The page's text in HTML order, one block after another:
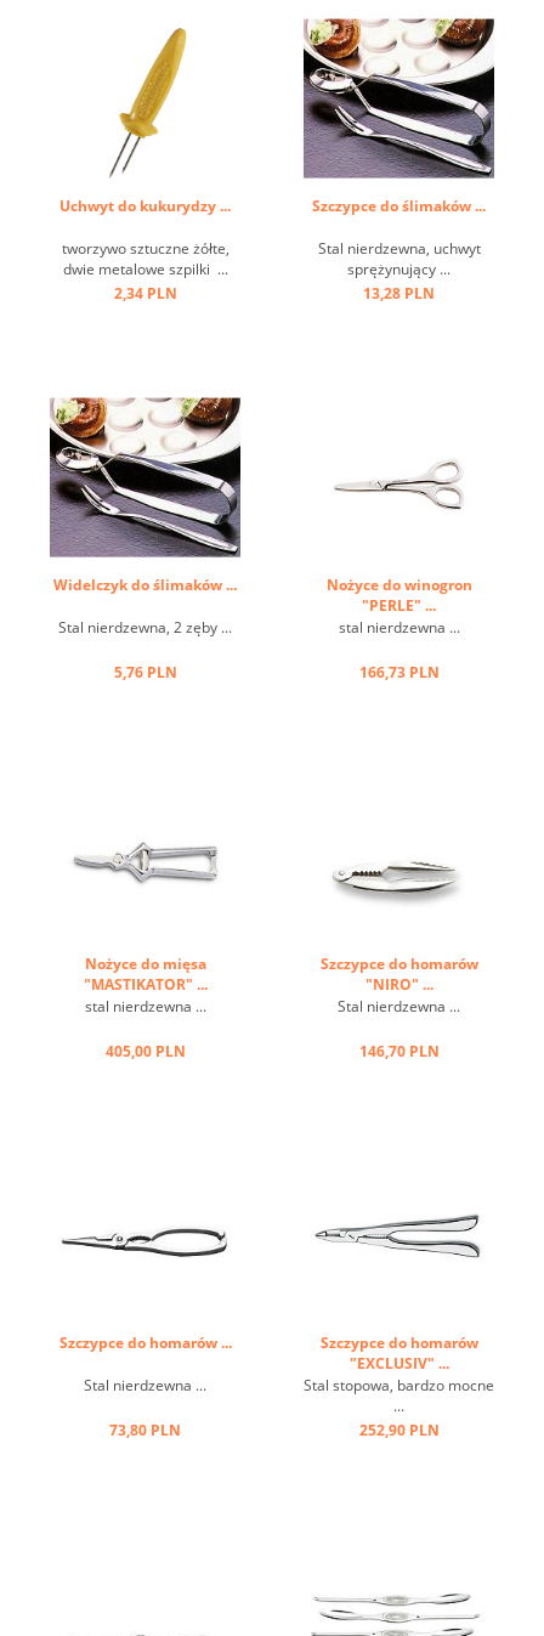
Uchwyt do kukurydzy ...
tworzywo sztuczne żółte,
dwie metalowe szpilki ...
2,34 PLN
Szczypce do ślimaków ...
Stal nierdzewna, uchwyt
sprężynujący ...
13,28 PLN
Widelczyk do ślimaków ...
Stal nierdzewna, 2 zęby ...
5,76 PLN
Nożyce do winogron
"PERLE" ...
stal nierdzewna ...
166,73 PLN
Nożyce do mięsa
"MASTIKATOR" ...
stal nierdzewna ...
405,00 PLN
Szczypce do homarów
"NIRO" ...
Stal nierdzewna ...
146,70 PLN
Szczypce do homarów ...
Stal nierdzewna ...
73,80 PLN
Szczypce do homarów
"EXCLUSIV" ...
Stal stopowa, bardzo mocne
...
252,90 PLN